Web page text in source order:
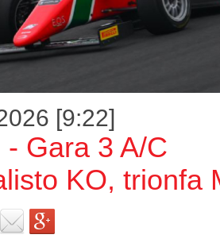
[9:22]
- Gara 3 A/C
KO, trionfa